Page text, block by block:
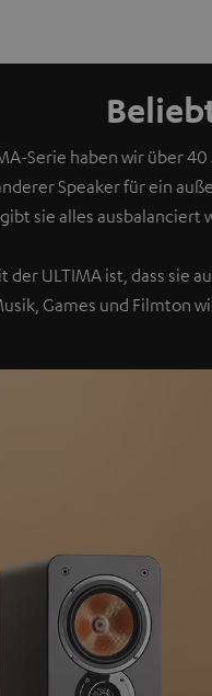
Serie haben wir über
Speaker für ein
sie alles ausbalanciert
der ULTIMA ist, dass sie
Games und Filmton